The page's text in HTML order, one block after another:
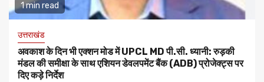
1 min read
उत्तराखंड
अवकाश के दिन भी एक्शन मोड में UPCL MD पी.सी. ध्यानी: रुड़की
मंडल की समीक्षा के साथ एशियन डेवलपमेंट बैंक (ADB) प्रोजेक्ट्स पर
दिए कड़े निर्देश